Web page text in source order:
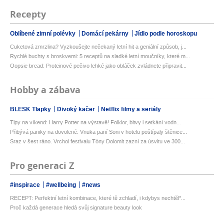
Recepty
Oblíbené zimní polévky Domácí pekárny Jídlo podle horoskopu
Cuketová zmrzlina? Vyzkoušejte nečekaný letní hit a geniální způsob, j...
Rychlé buchty s broskvemi: 5 receptů na sladké letní moučníky, které m...
Oopsie bread: Proteinové pečivo lehké jako obláček zvládnete připravit...
Hobby a zábava
BLESK Tlapky Divoký kačer Netflix filmy a seriály
Tipy na víkend: Harry Potter na výstavě! Folklor, bitvy i setkání vodn...
Přibývá paniky na dovolené: Vnuka paní Soni v hotelu poštípaly štěnice...
Sraz v šest ráno. Vrchol festivalu Tóny Dolomit zazní za úsvitu ve 300...
Pro generaci Z
#inspirace #wellbeing #news
RECEPT: Perfektní letní kombinace, které tě zchladí, i kdybys nechtěl*...
Proč každá generace hledá svůj signature beauty look